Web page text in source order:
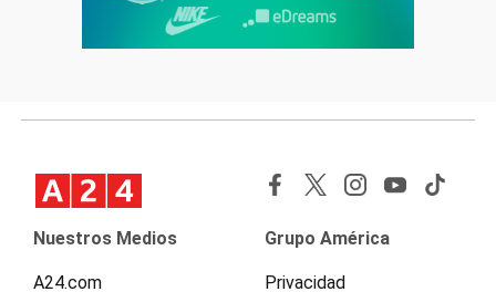
Nuestros Medios
A24.com
Grupo América
Privacidad